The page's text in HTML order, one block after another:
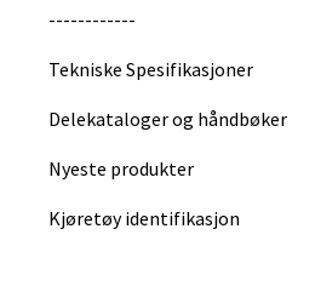
------------
Tekniske Spesifikasjoner
Delekataloger og håndbøker
Nyeste produkter
Kjøretøy identifikasjon